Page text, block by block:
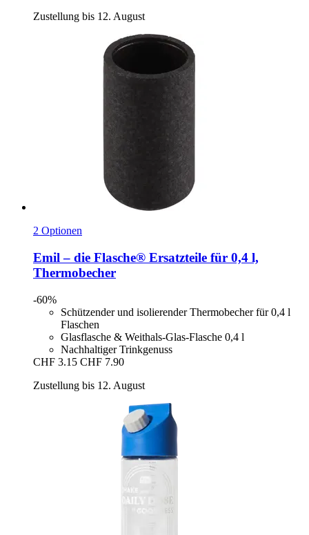
Zustellung bis 12. August
2 Optionen
Emil – die Flasche® Ersatzteile für 0,4 l,
Thermobecher
-60%
Schützender und isolierender Thermobecher für 0,4 l
Flaschen
Glasflasche & Weithals-Glas-Flasche 0,4 l
Nachhaltiger Trinkgenuss
CHF 3.15 CHF 7.90
Zustellung bis 12. August